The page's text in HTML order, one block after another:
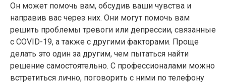
Он может помочь вам, обсудив ваши чувства и
направив вас через них. Они могут помочь вам
решить проблемы тревоги или депрессии, связанные
с COVID-19, а также с другими факторами. Проще
делать это один за другим, чем пытаться найти
решение самостоятельно. С профессионалами можно
встретиться лично, поговорить с ними по телефону